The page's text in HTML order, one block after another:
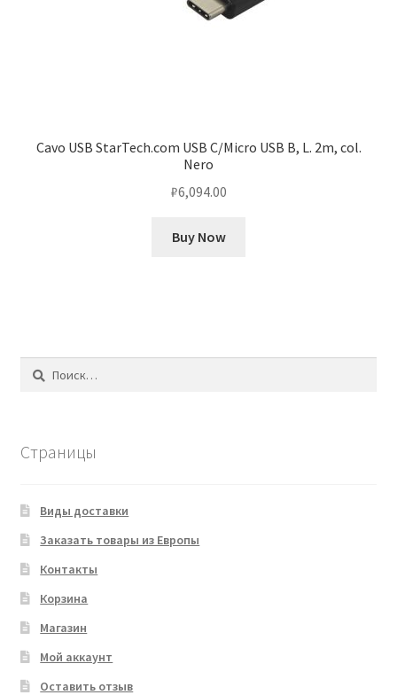
Cavo USB StarTech.com USB C/Micro USB B, L. 2m, col.
Nero
₽6,094.00
Buy Now
Найти:
Страницы
Виды доставки
Заказать товары из Европы
Контакты
Корзина
Магазин
Мой аккаунт
Оставить отзыв